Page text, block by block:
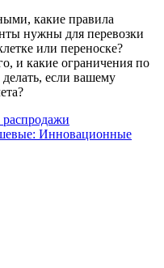
какие правила
нужны для перевозки
или переноске?
и какие ограничения по
если вашему
Инновационные